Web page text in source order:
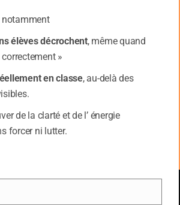
à l’éducation ou à
[3]
article, les auteurs de cet article
que :
plus de méthodologie scientifique
directrice pour déterminer un
vérifiés, à des conclusions fausses.
notamment
élèves décrochent, même quand
»
en classe, au-delà des
de la clarté et de l’ énergie
forcer ni lutter.